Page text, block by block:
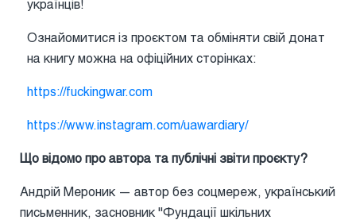
українців!
Ознайомитися із проєктом та обміняти свій донат
на книгу можна на офіційних сторінках:
https://fuckingwar.com
https://www.instagram.com/uawardiary/
Що відомо про автора та публічні звіти проєкту?
Андрій Мероник — автор без соцмереж, український
письменник, засновник "Фундації шкільних